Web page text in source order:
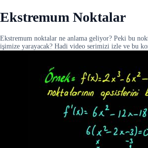
Ekstremum Noktalar
Ekstremum noktalar ne anlama geliyor? Peki bu
işimize yarayacak? Hadi video serimizi izle ve bu